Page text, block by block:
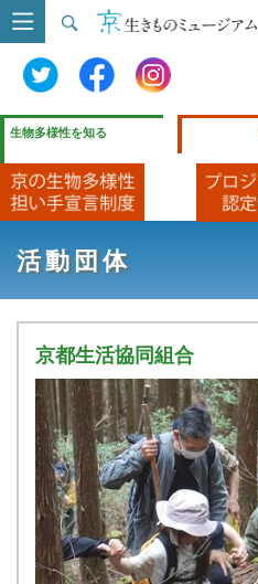
生物多様性を知る
活動団体
京都生活協同組合